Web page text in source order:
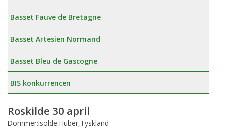
Basset Fauve de Bretagne
Basset Artesien Normand
Basset Bleu de Gascogne
BIS konkurrencen
Roskilde 30 april
Dommer:Isolde Huber,Tyskland